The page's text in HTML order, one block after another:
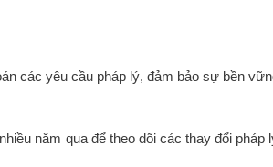
các yêu cầu pháp lý, đảm bảo sự bền
năm qua để theo dõi các thay đổi